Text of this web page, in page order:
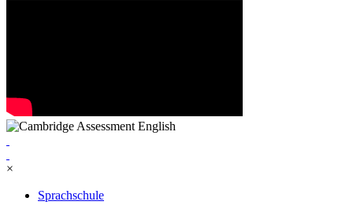
×
Sprachschule